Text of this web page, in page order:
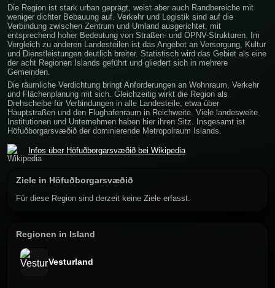
Die Region ist stark urban geprägt, weist aber auch Randbereiche mit
weniger dichter Bebauung auf. Verkehr und Logistik sind auf die
Verbindung zwischen Zentrum und Umland ausgerichtet, mit
entsprechend hoher Bedeutung von Straßen- und ÖPNV-Strukturen. Im
Vergleich zu anderen Landesteilen ist das Angebot an Versorgung, Kultur
und Dienstleistungen deutlich breiter. Statistisch wird das Gebiet als eine
der acht Regionen Islands geführt und gliedert sich in mehrere
Gemeinden.
Die räumliche Verdichtung bringt Anforderungen an Wohnraum, Verkehr
und Flächenplanung mit sich. Gleichzeitig wirkt die Region als
Drehscheibe für Verbindungen in alle Landesteile, etwa über
Hauptstraßen und den Flughafenraum in Reichweite. Viele landesweite
Institutionen und Unternehmen haben hier ihren Sitz. Insgesamt ist
Höfuðborgarsvæðið der dominierende Metropolraum Islands.
Infos über Höfuðborgarsvæðið bei Wikipedia
Ziele in Höfuðborgarsvæðið
Für diese Region sind derzeit keine Ziele erfasst.
Regionen in Island
Vesturland